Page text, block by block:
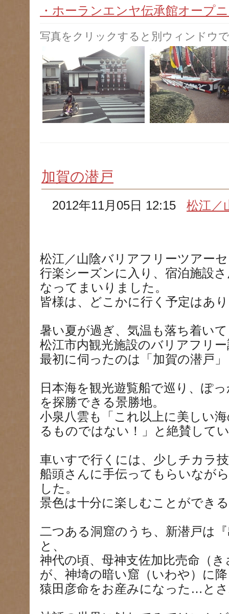
・ホーランエンヤ伝承館オープ
写真をクリックすると別ウィンドウ
加賀の潜戸
2012年11月05日 12:15松江／
松江／山陰バリアフリーツアー
行楽シーズンに入り、宿泊施設
なってまいりました。
皆様は、どこかに行く予定はあ
暑い夏が過ぎ、気温も落ち着い
松江市内観光施設のバリアフリ
最初に伺ったのは「加賀の潜戸」
日本海を観光遊覧船で巡り、ぽ
を探勝できる景勝地。
小泉八雲も「これ以上に美しい
るものではない！」と絶賛して
車いすで行くには、少しチカラ
船頭さんに手伝ってもらいなが
した。
景色は十分に楽しむことができ
二つある洞窟のうち、新潜戸は
と、
神代の頃、母神支佐加比売命（
が、神埼の暗い窟（いわや）に
猿田彦命をお産みになった…と